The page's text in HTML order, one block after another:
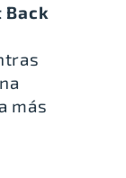
Back
más